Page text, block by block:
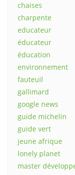
chaises
charpente
educateur
éducateur
éducation
environnement
fauteuil
gallimard
google news
guide michelin
guide vert
jeune afrique
lonely planet
master